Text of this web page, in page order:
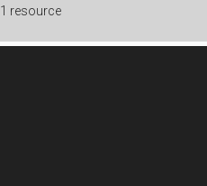
1 resource